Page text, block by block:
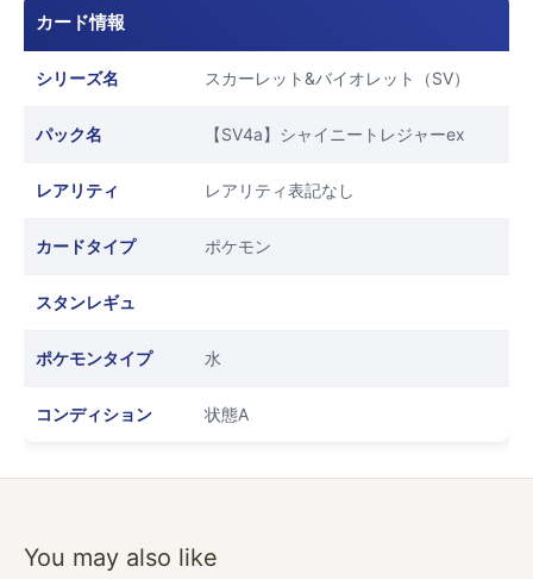
カード情報
シリーズ名 スカーレット&バイオレット（SV）
パック名 【SV4a】シャイニートレジャーex
レアリティ レアリティ表記なし
カードタイプ ポケモン
スタンレギュ
ポケモンタイプ 水
コンディション 状態A
You may also like